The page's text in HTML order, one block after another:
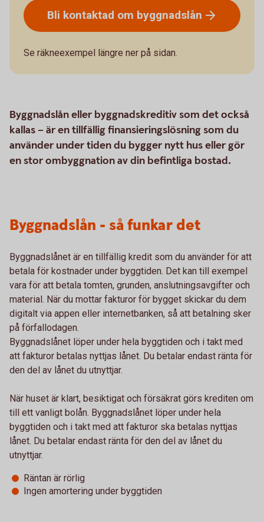
Bli kontaktad om byggnadslån
Se räkneexempel längre ner på sidan.
Byggnadslån eller byggnadskreditiv som det också
kallas – är en tillfällig finansieringslösning som du
använder under tiden du bygger nytt hus eller gör
en stor ombyggnation av din befintliga bostad.
Byggnadslån - så funkar det
Byggnadslånet är en tillfällig kredit som du använder för att
betala för kostnader under byggtiden. Det kan till exempel
vara för att betala tomten, grunden, anslutningsavgifter och
material. När du mottar fakturor för bygget skickar du dem
digitalt via appen eller internetbanken, så att betalning sker
på förfallodagen.
Byggnadslånet löper under hela byggtiden och i takt med
att fakturor betalas nyttjas lånet. Du betalar endast ränta för
den del av lånet du utnyttjar.
När huset är klart, besiktigat och försäkrat görs krediten om
till ett vanligt bolån. Byggnadslånet löper under hela
byggtiden och i takt med att fakturor ska betalas nyttjas
lånet. Du betalar endast ränta för den del av lånet du
utnyttjar.
Räntan är rörlig
Ingen amortering under byggtiden